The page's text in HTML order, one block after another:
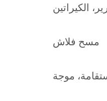
الكيراتين
مسح فلاش
موجة